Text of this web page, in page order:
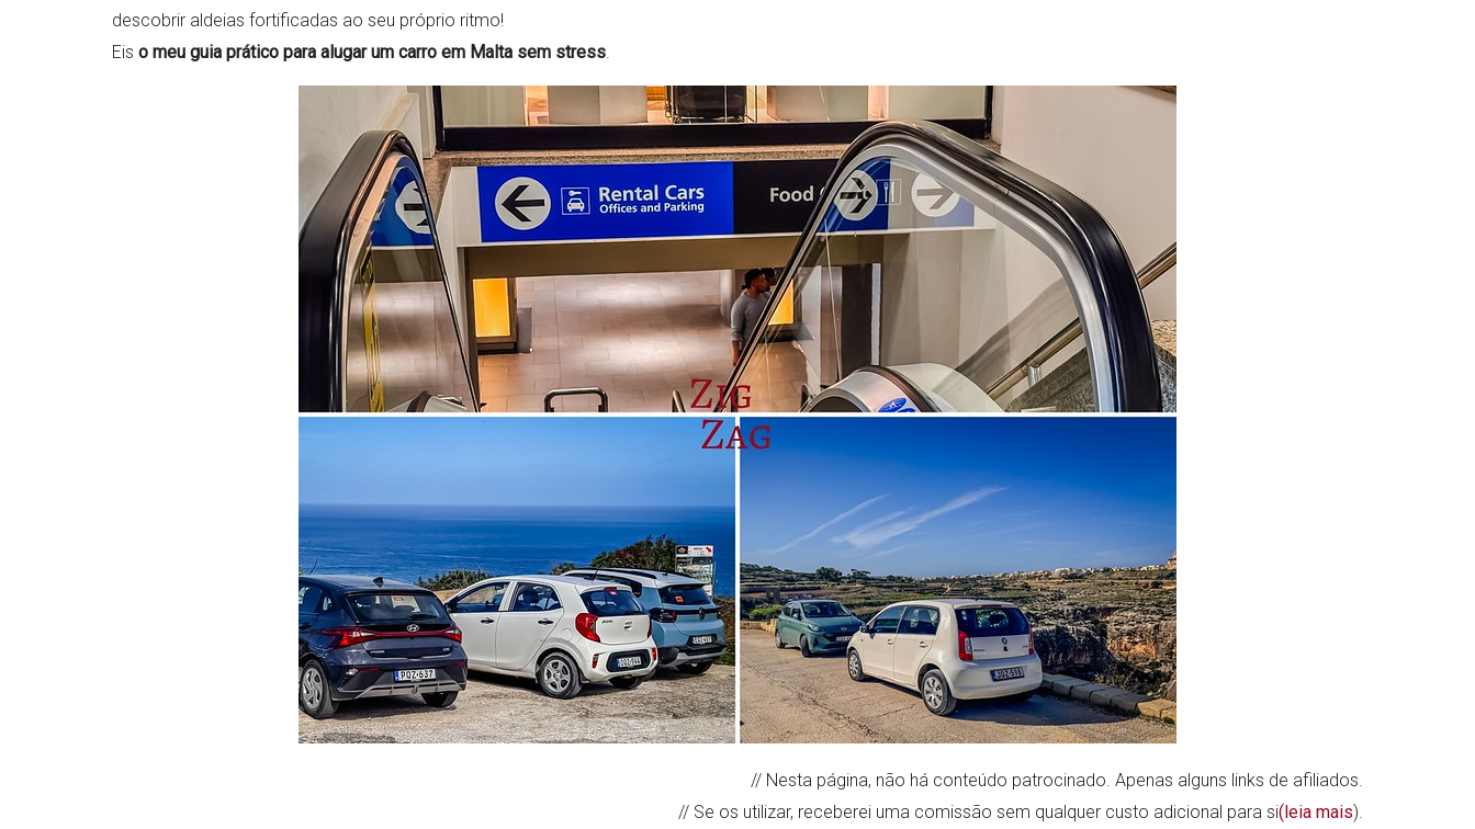
descobrir aldeias fortificadas ao seu próprio ritmo!
Eis o meu guia prático para alugar um carro em Malta sem stress.
// Nesta página, não há conteúdo patrocinado. Apenas alguns links de afiliados.
// Se os utilizar, receberei uma comissão sem qualquer custo adicional para si(leia mais).